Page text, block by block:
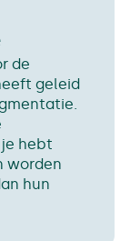
de
geleid
hebt
worden
hun